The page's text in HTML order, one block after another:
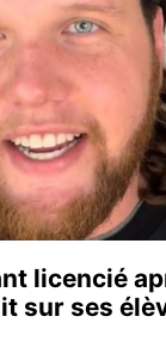
licencié
sur ses